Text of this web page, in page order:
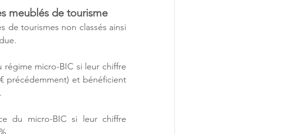
meublés de tourisme
de tourismes non classés ainsi
régime micro-BIC si leur chiffre
€ précédemment) et bénéficient
du micro-BIC si leur chiffre